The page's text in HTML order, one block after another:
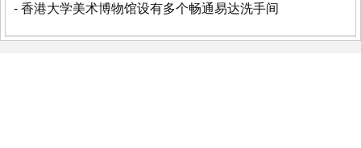
- 香港大学美术博物馆设有多个畅通易达洗手间